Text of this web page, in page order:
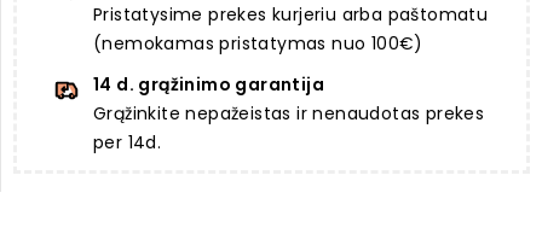
Pristatysime prekes kurjeriu arba paštomatu
(nemokamas pristatymas nuo 100€)
14 d. grąžinimo garantija
Grąžinkite nepažeistas ir nenaudotas prekes
per 14d.